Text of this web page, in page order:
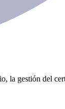
la gestión del